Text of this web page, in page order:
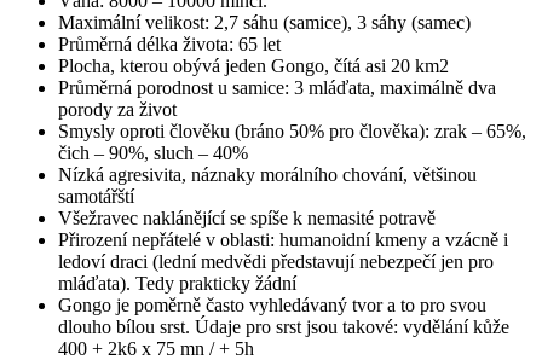
Maximální velikost: 2,7 sáhu (samice), 3 sáhy (samec)
Průměrná délka života: 65 let
Plocha, kterou obývá jeden Gongo, čítá asi 20 km2
Průměrná porodnost u samice: 3 mláďata, maximálně dva
porody za život
Smysly oproti člověku (bráno 50% pro člověka): zrak – 65%,
čich – 90%, sluch – 40%
Nízká agresivita, náznaky morálního chování, většinou
samotářští
Všežravec naklánějící se spíše k nemasité potravě
Přirození nepřátelé v oblasti: humanoidní kmeny a vzácně i
ledoví draci (lední medvědi představují nebezpečí jen pro
mláďata). Tedy prakticky žádní
Gongo je poměrně často vyhledávaný tvor a to pro svou
dlouho bílou srst. Údaje pro srst jsou takové: vydělání kůže
400 + 2k6 x 75 mn / + 5h